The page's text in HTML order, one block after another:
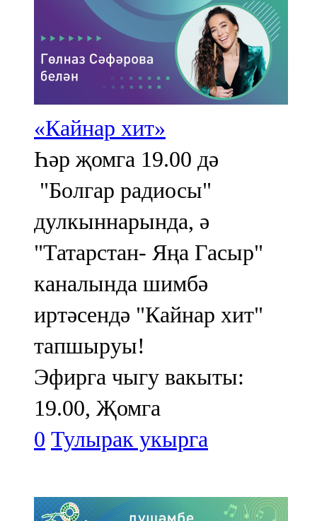
«Кайнар хит»
Һәр җомга 19.00 дә
"Болгар радиосы"
дулкыннарында, ә
"Татарстан- Яңа Гасыр"
каналында шимбә
иртәсендә "Кайнар хит"
тапшыруы!
Эфирга чыгу вакыты:
19.00, Җомга
0 Тулырак укырга